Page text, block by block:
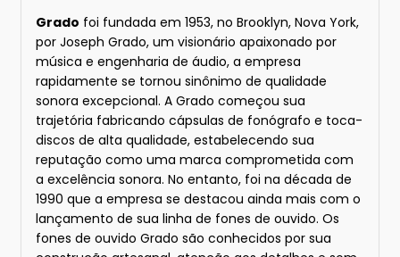
Grado foi fundada em 1953, no Brooklyn, Nova York,
por Joseph Grado, um visionário apaixonado por
música e engenharia de áudio, a empresa
rapidamente se tornou sinônimo de qualidade
sonora excepcional. A Grado começou sua
trajetória fabricando cápsulas de fonógrafo e toca-
discos de alta qualidade, estabelecendo sua
reputação como uma marca comprometida com
a excelência sonora. No entanto, foi na década de
1990 que a empresa se destacou ainda mais com o
lançamento de sua linha de fones de ouvido. Os
fones de ouvido Grado são conhecidos por sua